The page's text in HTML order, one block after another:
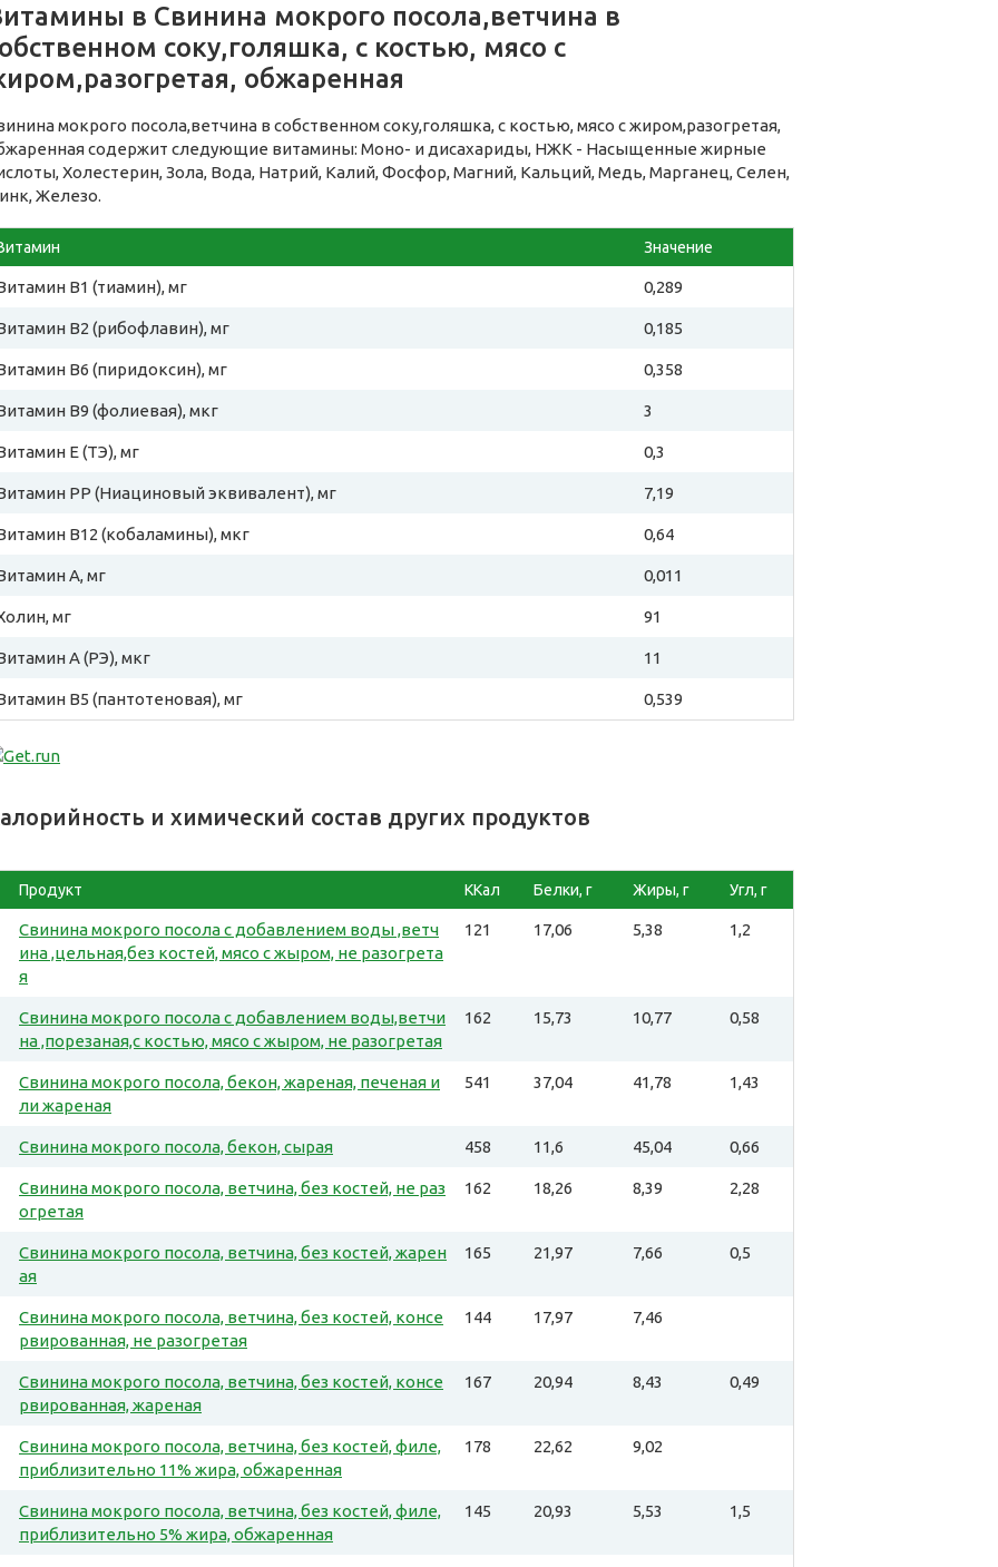
в Свинина мокрого посола,ветчина в
соку,голяшка, с костью, мясо с
обжаренная
мокрого посола,ветчина в собственном соку,голяшка, с костью, мясо с жиром,разогретая,
содержит следующие витамины: Моно- и дисахариды, НЖК - Насыщенные жирные
Холестерин, Зола, Вода, Натрий, Калий, Фосфор, Магний, Кальций, Медь, Марганец, Селен,
Железо.
Значение
B1 (тиамин), мг 0,289
B2 (рибофлавин), мг 0,185
B6 (пиридоксин), мг 0,358
B9 (фолиевая), мкг 3
E (ТЭ), мг 0,3
PP (Ниациновый эквивалент), мг 7,19
B12 (кобаламины), мкг 0,64
A, мг 0,011
мг 91
A (РЭ), мкг 11
B5 (пантотеновая), мг 0,539
и химический состав других продуктов
Продукт ККал Белки, г Жиры, г Угл, г
Свинина мокрого посола с добавлением воды ,ветч
ина ,цельная,без костей, мясо с жыром, не разогрета
я
121 17,06 5,38 1,2
Свинина мокрого посола с добавлением воды,ветчи
на ,порезаная,с костью, мясо с жыром, не разогретая
162 15,73 10,77 0,58
Свинина мокрого посола, бекон, жареная, печеная и
ли жареная
541 37,04 41,78 1,43
Свинина мокрого посола, бекон, сырая 458 11,6 45,04 0,66
Свинина мокрого посола, ветчина, без костей, не раз
огретая
162 18,26 8,39 2,28
Свинина мокрого посола, ветчина, без костей, жарен
ая
165 21,97 7,66 0,5
Свинина мокрого посола, ветчина, без костей, консе
рвированная, не разогретая
144 17,97 7,46
Свинина мокрого посола, ветчина, без костей, консе
рвированная, жареная
167 20,94 8,43 0,49
Свинина мокрого посола, ветчина, без костей, филе,
приблизительно 11% жира, обжаренная
178 22,62 9,02
Свинина мокрого посола, ветчина, без костей, филе,
приблизительно 5% жира, обжаренная
145 20,93 5,53 1,5